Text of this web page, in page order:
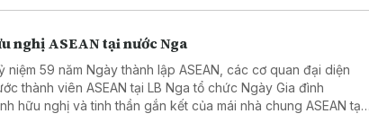
nghị ASEAN tại nước Nga
niệm 59 năm Ngày thành lập ASEAN, các cơ quan đại diện
thành viên ASEAN tại LB Nga tổ chức Ngày Gia đình
hữu nghị và tinh thần gắn kết của mái nhà chung ASEAN tại